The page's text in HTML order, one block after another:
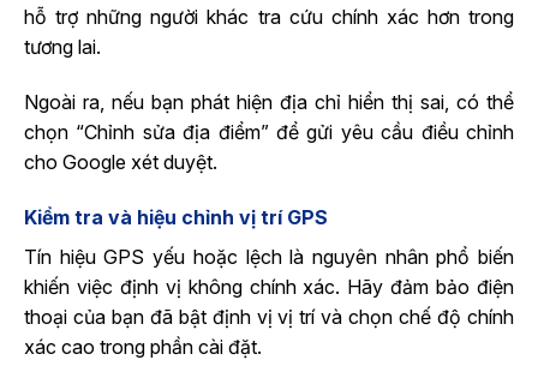
hỗ trợ những người khác tra cứu chính xác hơn trong
tương lai.
Ngoài ra, nếu bạn phát hiện địa chỉ hiển thị sai, có thể
chọn “Chỉnh sửa địa điểm” để gửi yêu cầu điều chỉnh
cho Google xét duyệt.
Kiểm tra và hiệu chỉnh vị trí GPS
Tín hiệu GPS yếu hoặc lệch là nguyên nhân phổ biến
khiến việc định vị không chính xác. Hãy đảm bảo điện
thoại của bạn đã bật định vị vị trí và chọn chế độ chính
xác cao trong phần cài đặt.